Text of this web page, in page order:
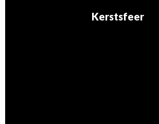
Kerstsfeer